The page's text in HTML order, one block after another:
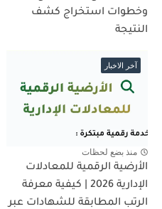
وخطوات استخراج كشف
النتيجة
آخر الاخبار
منذ بضع لحظات
الأرضية الرقمية للمعادلات
الإدارية 2026 | كيفية معرفة
الرتب المطابقة للشهادات عبر